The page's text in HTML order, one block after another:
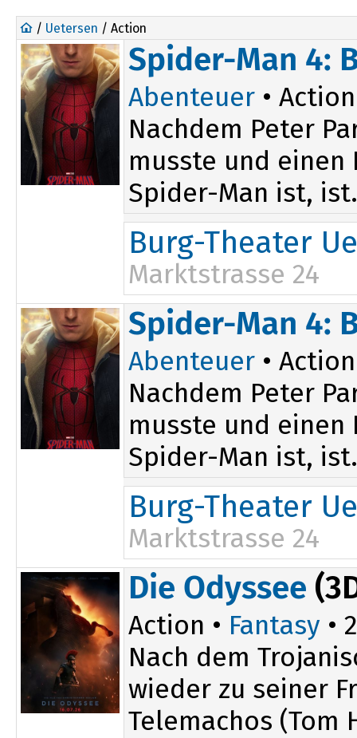
/ Uetersen / Action
Spider-Man 4:
Abenteuer •
Nachdem Peter
musste und
Spider-Man ist,
Burg-Theater
Marktstrasse 24
14:00
16:15
19:30
Spider-Man 4:
Abenteuer •
Nachdem Peter
musste und
Spider-Man ist,
Burg-Theater
Marktstrasse 24
20:00
Die Odyssee
Action • Fantasy •
Nach dem
wieder zu seiner
Telemachos (Tom